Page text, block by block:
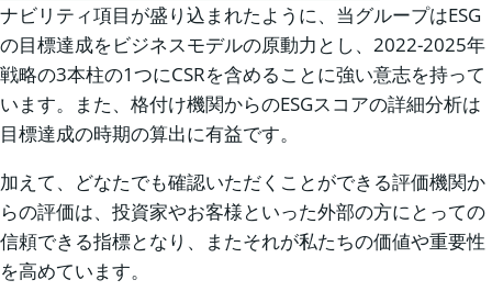
ナビリティ項目が盛り込まれたように、当グループはESG
の目標達成をビジネスモデルの原動力とし、2022-2025年
戦略の3本柱の1つにCSRを含めることに強い意志を持って
います。また、格付け機関からのESGスコアの詳細分析は
目標達成の時期の算出に有益です。
加えて、どなたでも確認いただくことができる評価機関か
らの評価は、投資家やお客様といった外部の方にとっての
信頼できる指標となり、またそれが私たちの価値や重要性
を高めています。